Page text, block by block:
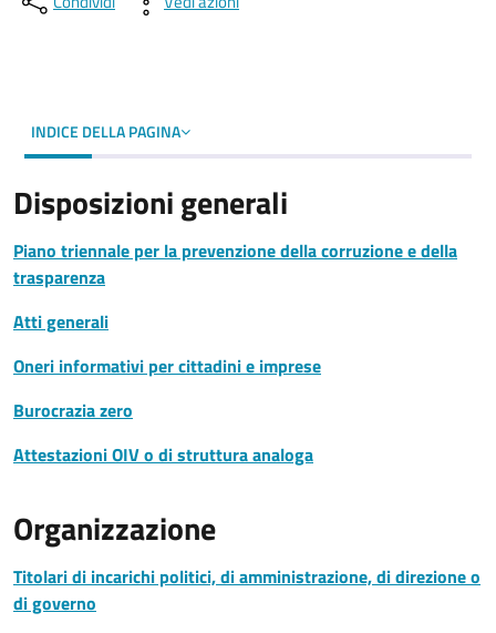
INDICE DELLA PAGINA
Disposizioni generali
Piano triennale per la prevenzione della corruzione e della
trasparenza
Atti generali
Oneri informativi per cittadini e imprese
Burocrazia zero
Attestazioni OIV o di struttura analoga
Organizzazione
Titolari di incarichi politici, di amministrazione, di direzione o
di governo